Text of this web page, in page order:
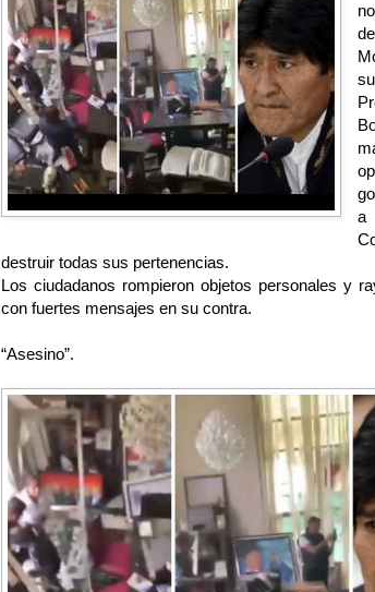
a
destruir todas sus pertenencias.
Los ciudadanos rompieron objetos personales y
con fuertes mensajes en su contra.
“Asesino”.